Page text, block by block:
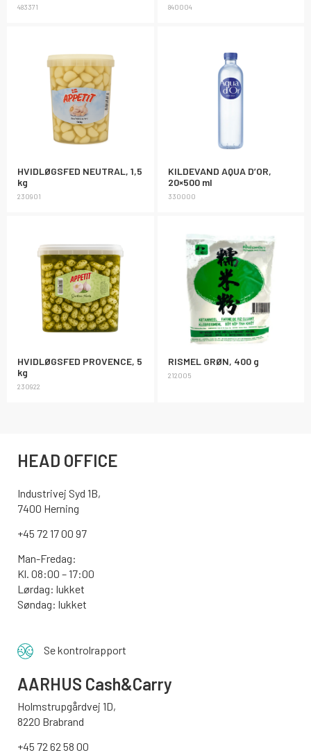
483371 840004
HVIDLØGSFED NEUTRAL, 1,5
kg
230901
KILDEVAND AQUA D’OR,
20×500 ml
330000
HVIDLØGSFED PROVENCE, 5
kg
230922
RISMEL GRØN, 400 g
212005
HEAD OFFICE
Industrivej Syd 1B,
7400 Herning
+45 72 17 00 97
Man-Fredag:
Kl. 08:00 – 17:00
Lørdag: lukket
Søndag: lukket
Se kontrolrapport
AARHUS Cash&Carry
Holmstrupgårdvej 1D,
8220 Brabrand
+45 72 62 58 00